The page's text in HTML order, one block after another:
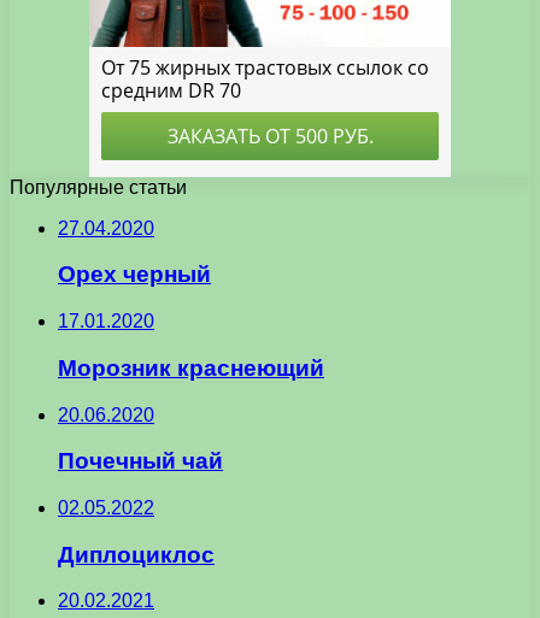
Популярные статьи
27.04.2020
Орех черный
17.01.2020
Морозник краснеющий
20.06.2020
Почечный чай
02.05.2022
Диплоциклос
20.02.2021